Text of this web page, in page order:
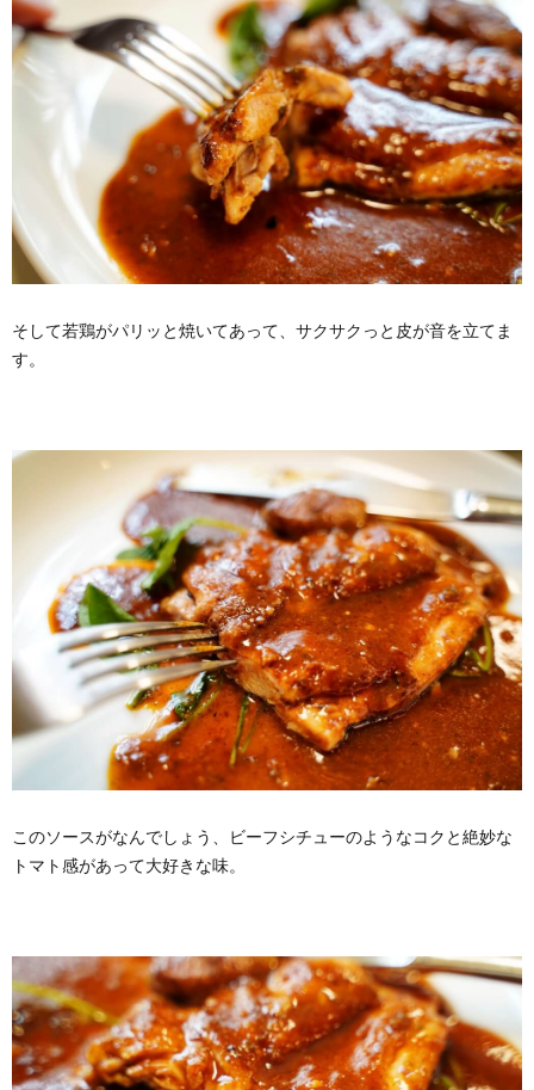
そして若鶏がパリッと焼いてあって、サクサクっと皮が音を立てま
す。
このソースがなんでしょう、ビーフシチューのようなコクと絶妙な
トマト感があって大好きな味。